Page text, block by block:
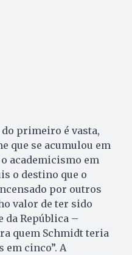
primeiro é vasta,
que se acumulou em
academicismo em
o destino que o
por outros
valor de ter sido
da República –
quem Schmidt teria
em cinco”. A